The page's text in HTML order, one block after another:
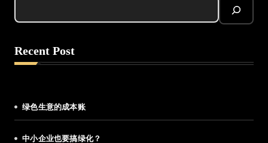
Recent Post
绿色生意的成本账
中小企业也要搞绿化？